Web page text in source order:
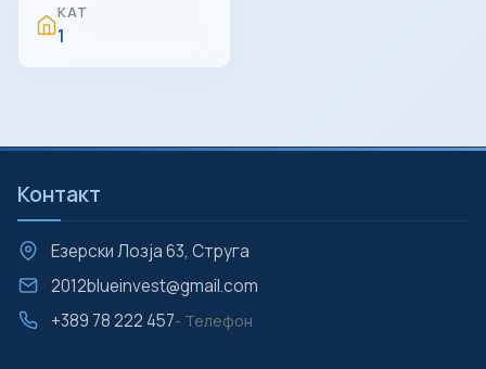
КАТ
1
Контакт
Езерски Лозја 63, Струга
2012blueinvest@gmail.com
+389 78 222 457- Телефон